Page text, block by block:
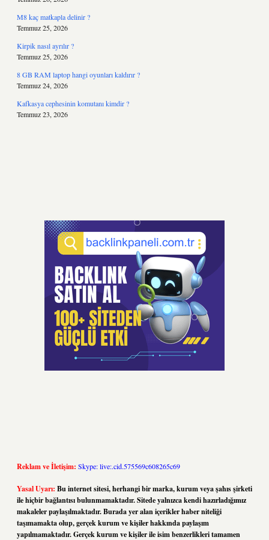
M8 kaç matkapla delinir ?
Temmuz 25, 2026
Kirpik nasıl ayrılır ?
Temmuz 25, 2026
8 GB RAM laptop hangi oyunları kaldırır ?
Temmuz 24, 2026
Kafkasya cephesinin komutanı kimdir ?
Temmuz 23, 2026
Reklam ve İletişim: Skype: live:.cid.575569c608265c69
Yasal Uyarı: Bu internet sitesi, herhangi bir marka, kurum veya şahıs şirketi
ile hiçbir bağlantısı bulunmamaktadır. Sitede yalnızca kendi hazırladığımız
makaleler paylaşılmaktadır. Burada yer alan içerikler haber niteliği
taşımamakta olup, gerçek kurum ve kişiler hakkında paylaşım
yapılmamaktadır. Gerçek kurum ve kişiler ile isim benzerlikleri tamamen